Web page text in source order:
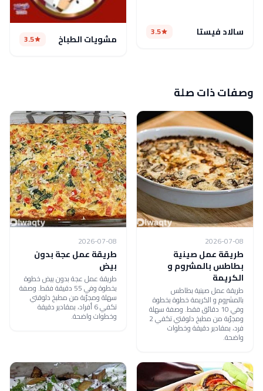
سالاد فيستا 3.5
مشويات الطباخ 3.5
وصفات ذات صلة
2026-07-08
طريقة عمل صينية
بطاطس بالمشروم و
الكريمة
طريقة عمل صينية بطاطس
بالمشروم و الكريمة خطوة بخطوة
وفي 10 دقائق فقط. وصفة سهلة
ومجرّبة من مطبخ دلوقتي تكفي 2
فرد، بمقادير دقيقة وخطوات
واضحة.
2026-07-08
طريقة عمل عجة بدون
بيض
طريقة عمل عجة بدون بيض خطوة
بخطوة وفي 55 دقيقة فقط. وصفة
سهلة ومجرّبة من مطبخ دلوقتي
تكفي 6 أفراد، بمقادير دقيقة
وخطوات واضحة.